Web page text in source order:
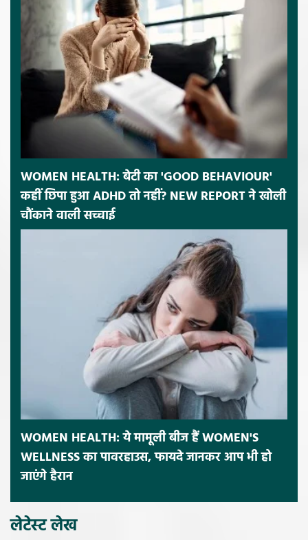
WOMEN HEALTH: बेटी का 'GOOD BEHAVIOUR'
कहीं छिपा हुआ ADHD तो नहीं? NEW REPORT ने खोली
चौंकाने वाली सच्चाई
WOMEN HEALTH: ये मामूली बीज हैं WOMEN'S
WELLNESS का पावरहाउस, फायदे जानकर आप भी हो
जाएंगे हैरान
लेटेस्ट लेख